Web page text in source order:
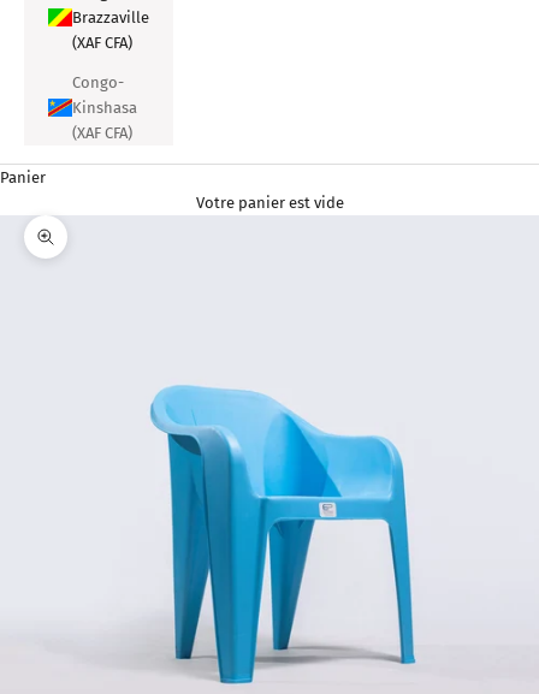
Brazzaville
(XAF CFA)
Congo-
Kinshasa
(XAF CFA)
Panier
Votre panier est vide
Zoomer sur l'image